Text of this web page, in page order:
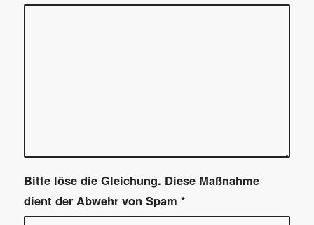
Bitte löse die Gleichung. Diese Maßnahme
dient der Abwehr von Spam *